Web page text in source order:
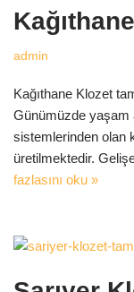
admin
Kağıthane Klozet
Günümüzde yaşam
sistemlerinden olan
üretilmektedir.
fazlasını oku »